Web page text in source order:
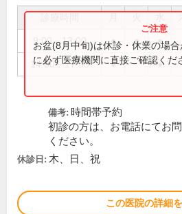
9:00～13:00 ● ● ●
14:00～17:30 ● ●
お盆(8月中旬)は休診・休業の場
に必ず医療機関に直接ご確認くだ
備考: 時間帯予約
初診の方は、お電話にてお
ください。
休診日: 木、日、祝
この医院の詳細